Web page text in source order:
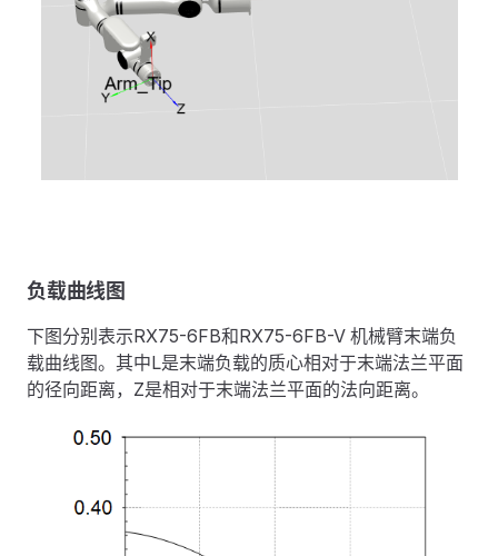
负载曲线图
下图分别表示RX75-6FB和RX75-6FB-V 机械臂末端负
载曲线图。其中L是末端负载的质心相对于末端法兰平面
的径向距离，Z是相对于末端法兰平面的法向距离。